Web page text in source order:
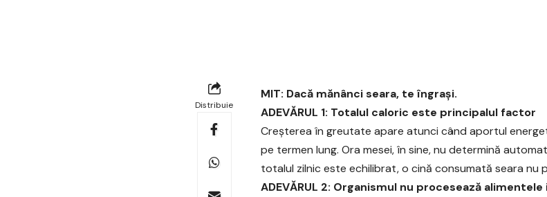
Distribuie
MIT: Dacă mănânci seara, te îngrași.
ADEVĂRUL 1: Totalul caloric este principalul factor
Creșterea în greutate apare atunci când aportul
pe termen lung. Ora mesei, în sine, nu determină
totalul zilnic este echilibrat, o cină consumată seara nu
ADEVĂRUL 2: Organismul nu procesează